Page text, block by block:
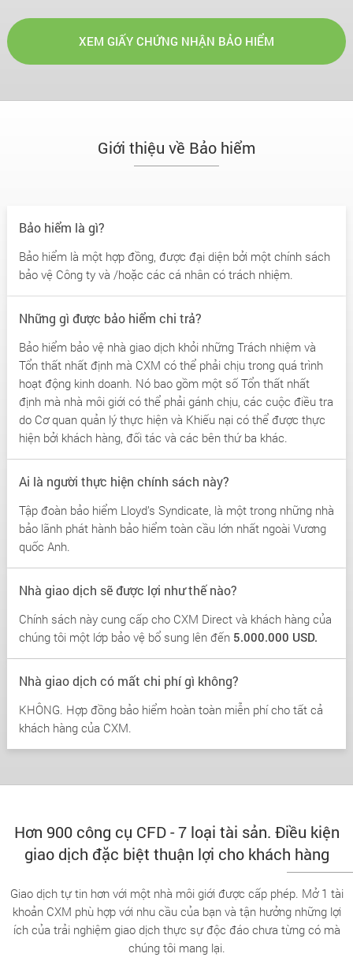
XEM GIẤY CHỨNG NHẬN BẢO HIỂM
Giới thiệu về Bảo hiểm
Bảo hiểm là gì?
Bảo hiểm là một hợp đồng, được đại diện bởi một chính sách
bảo vệ Công ty và /hoặc các cá nhân có trách nhiệm.
Những gì được bảo hiểm chi trả?
Bảo hiểm bảo vệ nhà giao dịch khỏi những Trách nhiệm và
Tổn thất nhất định mà CXM có thể phải chịu trong quá trình
hoạt động kinh doanh. Nó bao gồm một số Tổn thất nhất
định mà nhà môi giới có thể phải gánh chịu, các cuộc điều tra
do Cơ quan quản lý thực hiện và Khiếu nại có thể được thực
hiện bởi khách hàng, đối tác và các bên thứ ba khác.
Ai là người thực hiện chính sách này?
Tập đoàn bảo hiểm Lloyd’s Syndicate, là một trong những nhà
bảo lãnh phát hành bảo hiểm toàn cầu lớn nhất ngoài Vương
quốc Anh.
Nhà giao dịch sẽ được lợi như thế nào?
Chính sách này cung cấp cho CXM Direct và khách hàng của
chúng tôi một lớp bảo vệ bổ sung lên đến 5.000.000 USD.
Nhà giao dịch có mất chi phí gì không?
KHÔNG. Hợp đồng bảo hiểm hoàn toàn miễn phí cho tất cả
khách hàng của CXM.
Hơn 900 công cụ CFD - 7 loại tài sản. Điều kiện
giao dịch đặc biệt thuận lợi cho khách hàng
Giao dịch tự tin hơn với một nhà môi giới được cấp phép. Mở 1 tài
khoản CXM phù hợp với nhu cầu của bạn và tận hưởng những lợi
ích của trải nghiệm giao dịch thực sự độc đáo chưa từng có mà
chúng tôi mang lại.